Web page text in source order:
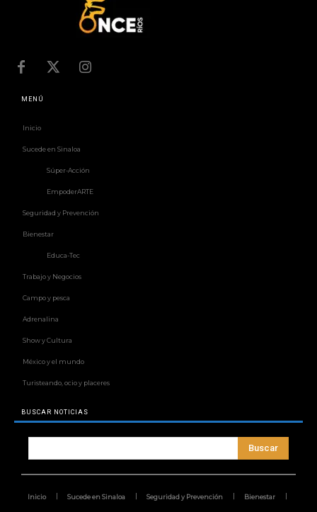
MENÚ
Inicio
Sucede en Sinaloa
Súper-Acción
EmpoderARTE
Seguridad y Prevención
Bienestar
Educa-Tec
Trabajo y Negocios
Campo y pesca
Adrenalina
Show y Cultura
México y el mundo
Turisteando, ocio y placeres
BUSCAR NOTICIAS
Buscar
Inicio Sucede en Sinaloa Seguridad y Prevención Bienestar